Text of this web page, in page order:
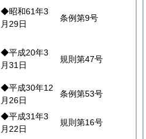
◆昭和61年3
月29日
条例第9号
◆平成20年3
月31日
規則第47号
◆平成30年12
月26日
条例第53号
◆平成31年3
月22日
規則第16号